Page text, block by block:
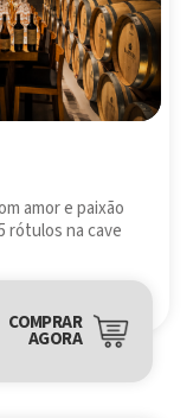
amor e paixão
rótulos na cave
COMPRAR
AGORA